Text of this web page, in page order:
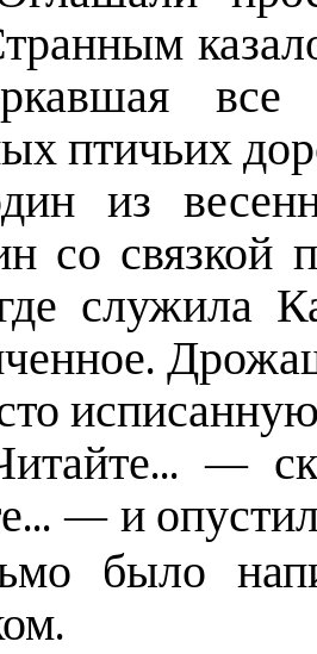
птичьих
из
со связкой
служила
—
— и
было